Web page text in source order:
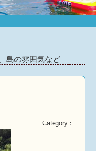
島の雰囲気など
Category：